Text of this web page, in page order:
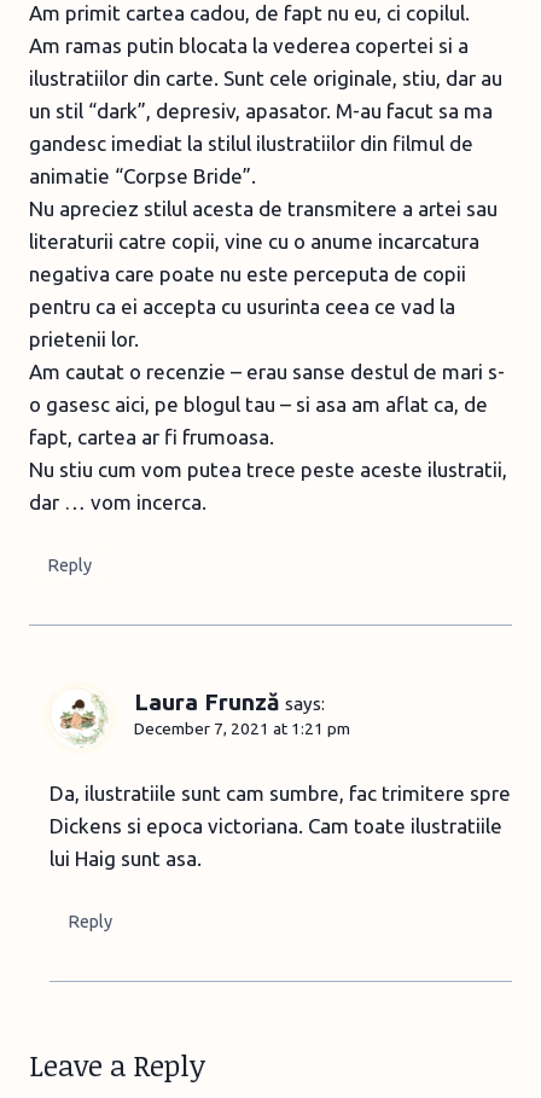
Am primit cartea cadou, de fapt nu eu, ci copilul.
Am ramas putin blocata la vederea copertei si a
ilustratiilor din carte. Sunt cele originale, stiu, dar au
un stil “dark”, depresiv, apasator. M-au facut sa ma
gandesc imediat la stilul ilustratiilor din filmul de
animatie “Corpse Bride”.
Nu apreciez stilul acesta de transmitere a artei sau
literaturii catre copii, vine cu o anume incarcatura
negativa care poate nu este perceputa de copii
pentru ca ei accepta cu usurinta ceea ce vad la
prietenii lor.
Am cautat o recenzie – erau sanse destul de mari s-
o gasesc aici, pe blogul tau – si asa am aflat ca, de
fapt, cartea ar fi frumoasa.
Nu stiu cum vom putea trece peste aceste ilustratii,
dar … vom incerca.
Reply
Laura Frunză says:
December 7, 2021 at 1:21 pm
Da, ilustratiile sunt cam sumbre, fac trimitere spre
Dickens si epoca victoriana. Cam toate ilustratiile
lui Haig sunt asa.
Reply
Leave a Reply